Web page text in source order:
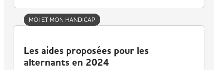
MOI ET MON HANDICAP
Les aides proposées pour les
alternants en 2024